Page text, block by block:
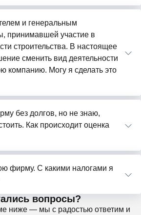
и генеральным
принимавшей участие в
строительства. В настоящее
сменить вид деятельности
компанию. Могу я сделать это
без долгов, но не знаю,
Как происходит оценка
фирму. С какими налогами я
вопросы?
ниже — мы с радостью ответим и